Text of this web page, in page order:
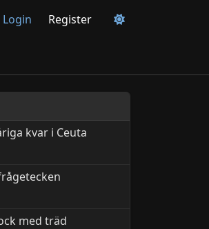
Login Register
kvar i Ceuta
med träd